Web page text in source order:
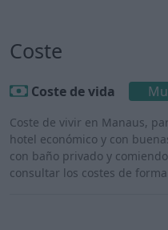
Coste
Coste de vida
Coste de vivir en Manaus,
hotel económico y con
con baño privado y
consultar los costes de